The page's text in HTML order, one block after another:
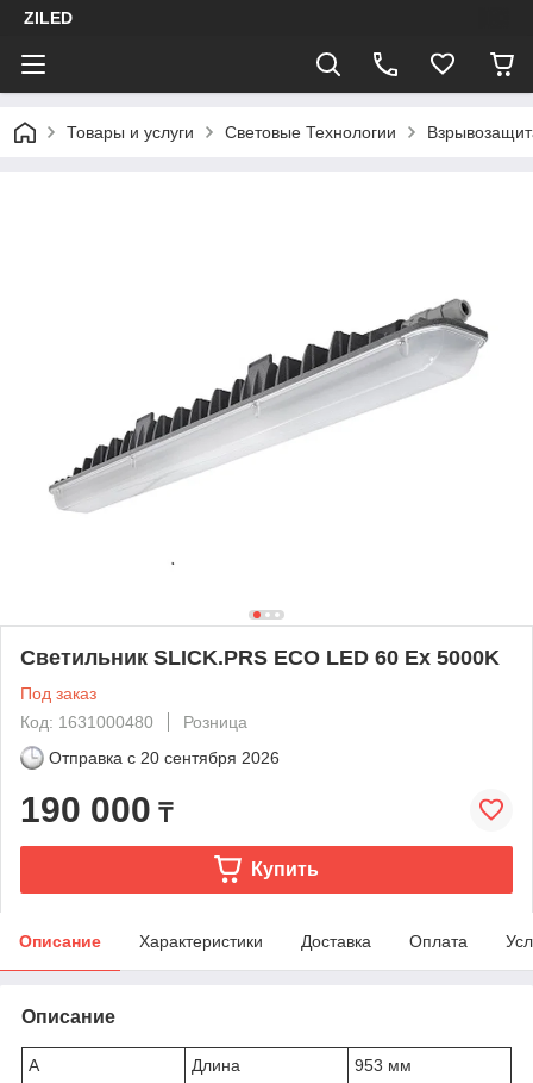
ZILED
Товары и услуги Световые Технологии
Светильник SLICK.PRS ECO LED 60 Ex 5000K
Под заказ
Код: 1631000480
Розница
Отправка с 20 сентября 2026
190 000 ₸
Купить
Описание Характеристики Доставка Оплата
Описание
A Длина
953 мм